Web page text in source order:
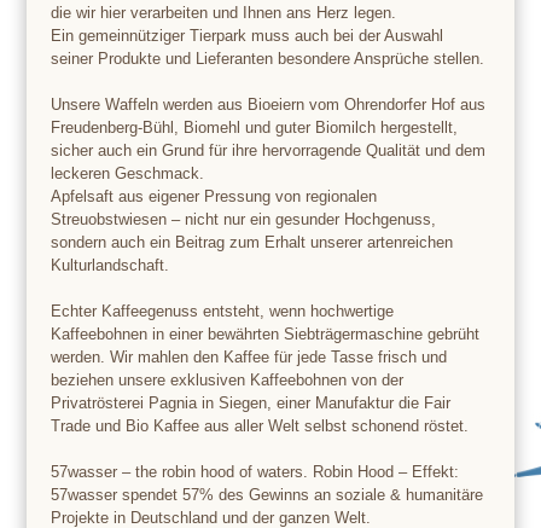
die wir hier verarbeiten und Ihnen ans Herz legen.
Ein gemeinnütziger Tierpark muss auch bei der Auswahl
seiner Produkte und Lieferanten besondere Ansprüche stellen.
Unsere Waffeln werden aus Bioeiern vom Ohrendorfer Hof aus
Freudenberg-Bühl, Biomehl und guter Biomilch hergestellt,
sicher auch ein Grund für ihre hervorragende Qualität und dem
leckeren Geschmack.
Apfelsaft aus eigener Pressung von regionalen
Streuobstwiesen – nicht nur ein gesunder Hochgenuss,
sondern auch ein Beitrag zum Erhalt unserer artenreichen
Kulturlandschaft.
Echter Kaffeegenuss entsteht, wenn hochwertige
Kaffeebohnen in einer bewährten Siebträgermaschine gebrüht
werden. Wir mahlen den Kaffee für jede Tasse frisch und
beziehen unsere exklusiven Kaffeebohnen von der
Privatrösterei Pagnia in Siegen, einer Manufaktur die Fair
Trade und Bio Kaffee aus aller Welt selbst schonend röstet.
57wasser – the robin hood of waters. Robin Hood – Effekt:
57wasser spendet 57% des Gewinns an soziale & humanitäre
Projekte in Deutschland und der ganzen Welt.